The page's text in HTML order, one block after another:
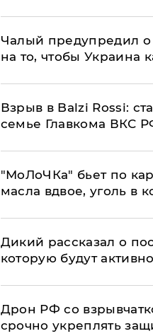
Чалый предупредил
на то, чтобы Украина
Взрыв в Balzi Rossi:
семье Главкома ВКС
​"МоЛоЧКа" бьет по
масла вдвое, уголь в
Дикий рассказал о
которую будут
​Дрон РФ со
срочно укреплять